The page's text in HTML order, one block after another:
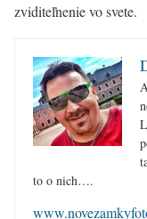
zviditeľnenie vo svete.
to o nich….